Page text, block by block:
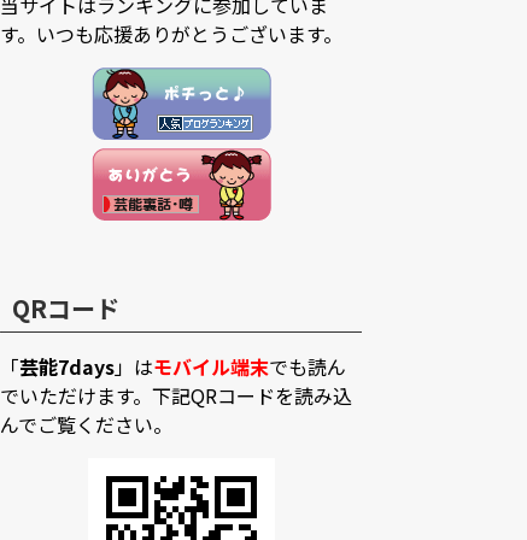
す。いつも応援ありがとうございます。
QRコード
「芸能7days」はモバイル端末でも読ん
でいただけます。下記QRコードを読み込
んでご覧ください。